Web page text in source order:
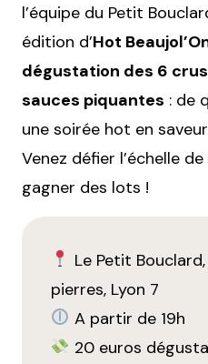
l’équipe du Petit
édition d’Hot
dégustation des 6
sauces piquantes : de
une soirée hot en
Venez défier l’échelle
gagner des lots !
Le Petit
pierres, Lyon 7
A partir de 19h
20 euros